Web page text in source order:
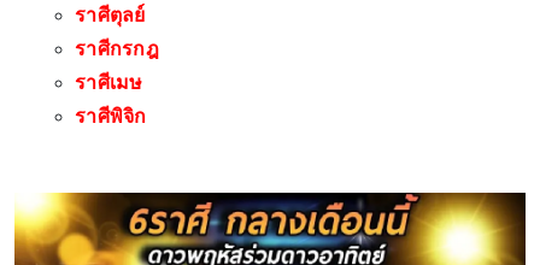
ราศีตุลย์
ราศีกรกฎ
ราศีเมษ
ราศีพิจิก